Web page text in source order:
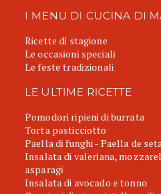
I MENU DI CUCINA DI
Ricette di stagione
Le occasioni speciali
Le feste tradizionali
LE ULTIME RICETTE
Pomodori ripieni di burrata
Torta pasticciotto
Paella di funghi - Paella de
Insalata di valeriana,
asparagi
Insalata di avocado e tonno